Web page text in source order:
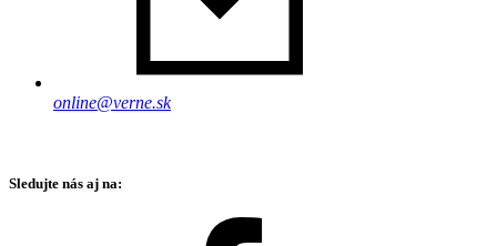
online@verne.sk
Sledujte nás aj na: